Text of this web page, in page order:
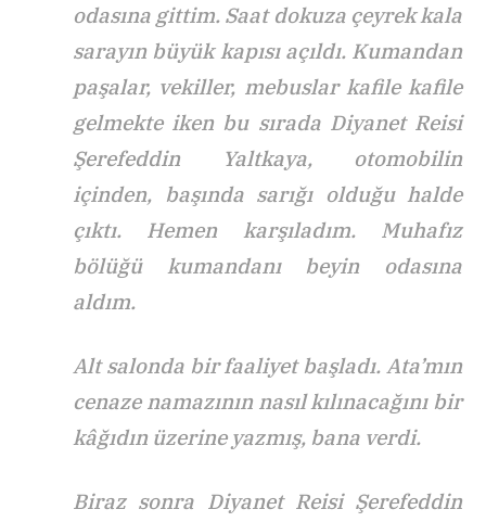
odasına gittim. Saat dokuza çeyrek kala
sarayın büyük kapısı açıldı. Kumandan
paşalar, vekiller, mebuslar kafile kafile
gelmekte iken bu sırada Diyanet Reisi
Şerefeddin Yaltkaya, otomobilin
içinden, başında sarığı olduğu halde
çıktı. Hemen karşıladım. Muhafız
bölüğü kumandanı beyin odasına
aldım.
Alt salonda bir faaliyet başladı. Ata’mın
cenaze namazının nasıl kılınacağını bir
kâğıdın üzerine yazmış, bana verdi.
Biraz sonra Diyanet Reisi Şerefeddin